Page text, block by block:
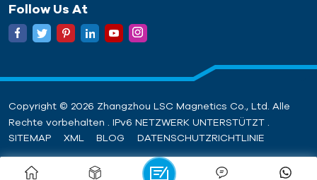
Follow Us At
Copyright © 2026 Zhangzhou LSC Magnetics Co., Ltd. Alle
Rechte vorbehalten . IPv6 NETZWERK UNTERSTÜTZT .
SITEMAP
XML BLOG DATENSCHUTZRICHTLINIE